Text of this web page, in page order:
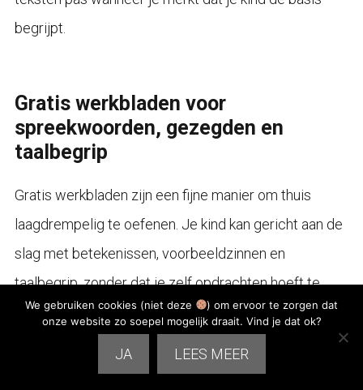
begrijpt.
Gratis werkbladen voor
spreekwoorden, gezegden en
taalbegrip
Gratis werkbladen zijn een fijne manier om thuis
laagdrempelig te oefenen. Je kind kan gericht aan de
slag met betekenissen, voorbeeldzinnen en
taalbegrip, zonder dat je zelf opdrachten hoeft te
bedenken.
Voor spreekwoorden en gezegden zijn vooral
We gebruiken cookies (niet deze
) om ervoor te zorgen dat
onze website zo soepel mogelijk draait. Vind je dat ok?
JA LEES MEER